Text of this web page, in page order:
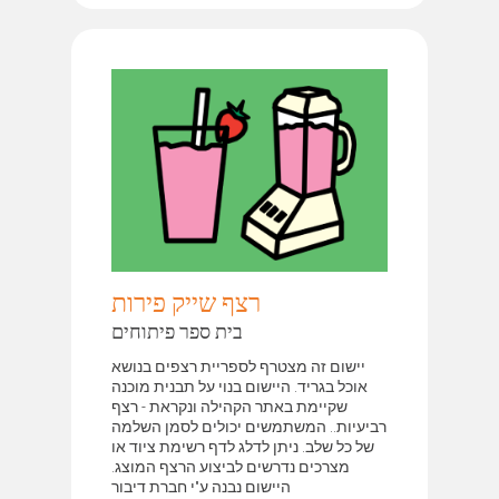
רצף שייק פירות
בית ספר פיתוחים
יישום זה מצטרף לספריית רצפים בנושא
אוכל בגריד. היישום בנוי על תבנית מוכנה
שקיימת באתר הקהילה ונקראת - רצף
רביעיות.. המשתמשים יכולים לסמן השלמה
של כל שלב. ניתן לדלג לדף רשימת ציוד או
מצרכים נדרשים לביצוע הרצף המוצג.
היישום נבנה ע"י חברת דיבור